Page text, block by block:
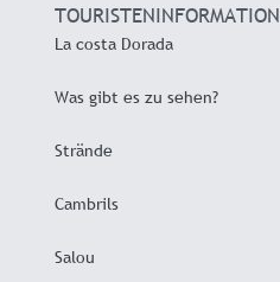
TOURISTENINFORMATION
La costa Dorada
Was gibt es zu sehen?
Strände
Cambrils
Salou